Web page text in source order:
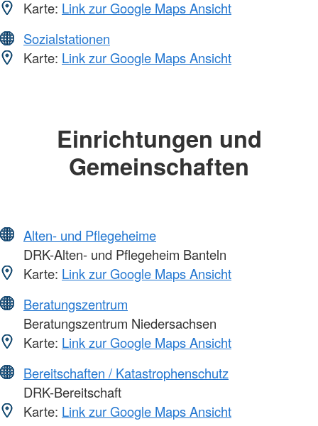
Karte: Link zur Google Maps Ansicht
Sozialstationen
Karte: Link zur Google Maps Ansicht
Einrichtungen und
Gemeinschaften
Alten- und Pflegeheime
DRK-Alten- und Pflegeheim Banteln
Karte: Link zur Google Maps Ansicht
Beratungszentrum
Beratungszentrum Niedersachsen
Karte: Link zur Google Maps Ansicht
Bereitschaften / Katastrophenschutz
DRK-Bereitschaft
Karte: Link zur Google Maps Ansicht